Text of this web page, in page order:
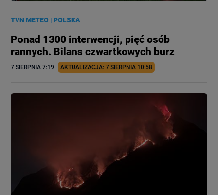
TVN METEO |POLSKA
Ponad 1300 interwencji, pięć osób
rannych. Bilans czwartkowych burz
7 SIERPNIA 7:19 AKTUALIZACJA: 7 SIERPNIA 10:58